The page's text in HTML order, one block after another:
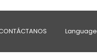
Language